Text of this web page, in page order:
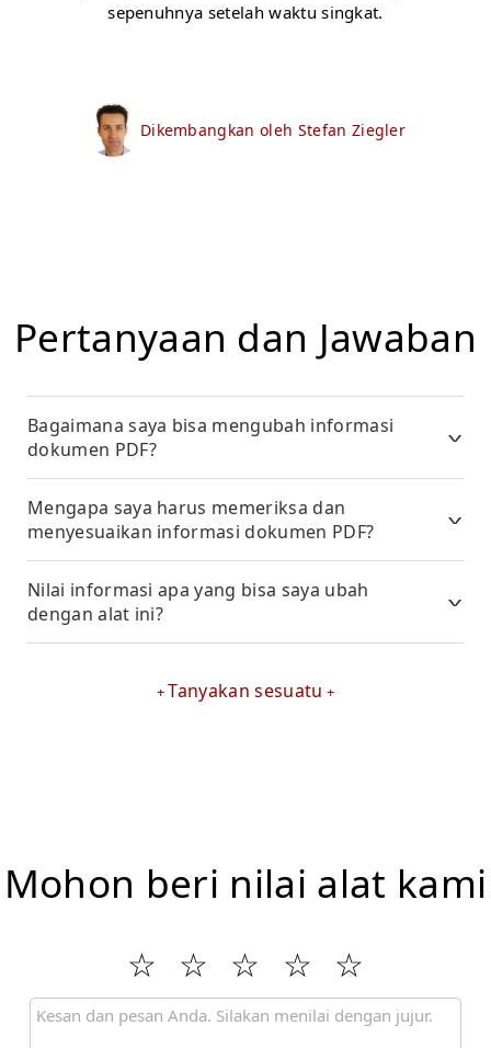
sepenuhnya setelah waktu singkat.
Dikembangkan oleh Stefan Ziegler
Pertanyaan dan Jawaban
Bagaimana saya bisa mengubah informasi
dokumen PDF?
Mengapa saya harus memeriksa dan
menyesuaikan informasi dokumen PDF?
Nilai informasi apa yang bisa saya ubah
dengan alat ini?
Tanyakan sesuatu
Mohon beri nilai alat kami